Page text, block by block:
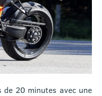
20 minutes avec une